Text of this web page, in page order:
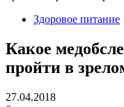
Здоровое питание
Какое
пройти в
27.04.2018